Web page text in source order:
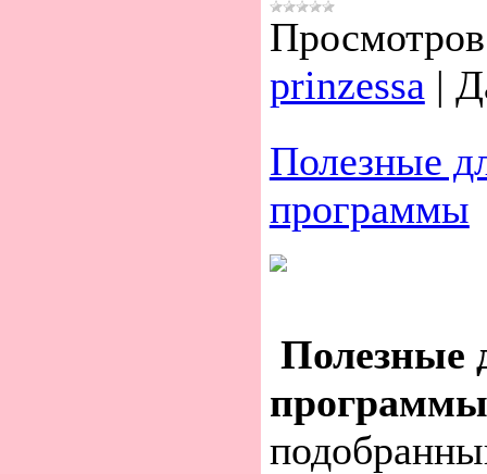
prinzessa |
Полезные
программы
Полезные
программы